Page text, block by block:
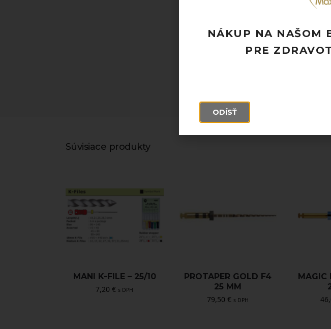
-
Súvisiace produkty
MANI K-FILE – 25/10
7,20€ s DPH
PROTAPER GOLD F4
25 MM
79,50€ s DPH
MAGIC
NÁKUP NA NAŠOM
PRE
ODÍSŤ